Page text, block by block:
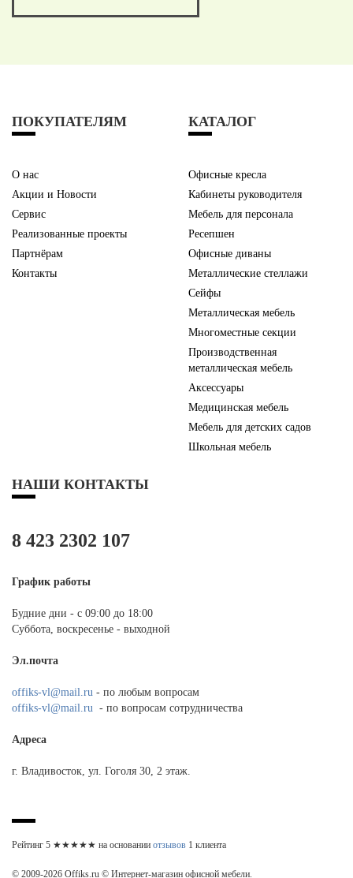
ПОКУПАТЕЛЯМ
О нас
Акции и Новости
Сервис
Реализованные проекты
Партнёрам
Контакты
КАТАЛОГ
Офисные кресла
Кабинеты руководителя
Мебель для персонала
Ресепшен
Офисные диваны
Металлические стеллажи
Сейфы
Металлическая мебель
Многоместные секции
Производственная
металлическая мебель
Аксессуары
Медицинская мебель
Мебель для детских садов
Школьная мебель
НАШИ КОНТАКТЫ
8 423 2302 107
График работы
Будние дни - с 09:00 до 18:00
Суббота, воскресенье - выходной
Эл.почта
offiks-vl@mail.ru - по любым вопросам
offiks-vl@mail.ru - по вопросам сотрудничества
Адреса
г. Владивосток, ул. Гоголя 30, 2 этаж.
Рейтинг 5 ★★★★★ на основании отзывов 1 клиента
© 2009-2026 Offiks.ru © Интернет-магазин офисной мебели.